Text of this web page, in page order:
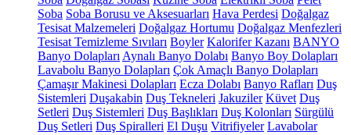
Soba Soba Borusu ve Aksesuarları Hava Perdesi Doğalgaz
Tesisat Malzemeleri Doğalgaz Hortumu Doğalgaz Menfezleri
Tesisat Temizleme Sıvıları Boyler Kalorifer Kazanı BANYO
Banyo Dolapları Aynalı Banyo Dolabı Banyo Boy Dolapları
Lavabolu Banyo Dolapları Çok Amaçlı Banyo Dolapları
Çamaşır Makinesi Dolapları Ecza Dolabı Banyo Rafları Duş
Sistemleri Duşakabin Duş Tekneleri Jakuziler Küvet Duş
Setleri Duş Sistemleri Duş Başlıkları Duş Kolonları Sürgülü
Duş Setleri Duş Spiralleri El Duşu Vitrifiyeler Lavabolar